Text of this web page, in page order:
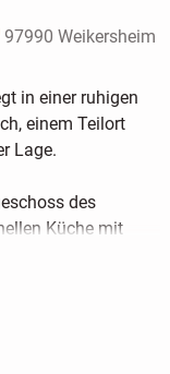
97990 Weikersheim
in einer ruhigen
einem Teilort
Lage.
des
Küche mit
drei weiteren
Einbauküche